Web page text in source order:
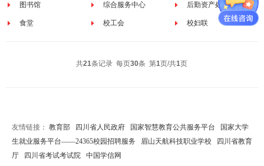
处（保卫工作部）
图书馆 综合服务中心 后勤资产处
食堂 校工会 校妇联
共21条记录 每页30条 第1页/共1页
友情链接： 教育部 四川省人民政府 国家智慧教育公共服务平台
国家大学
生就业服务平台——24365校园招聘服务
眉山天航科技职业学校
四川省教育
厅
四川省考试考试院 中国学信网